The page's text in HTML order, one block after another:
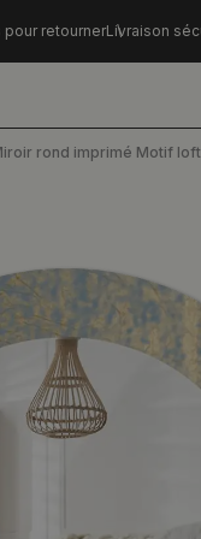
pour retournerLivraison
rond imprimé Motif loft